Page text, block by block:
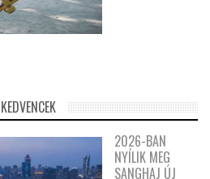
KEDVENCEK
2026-BAN
NYÍLIK MEG
SANGHAJ ÚJ